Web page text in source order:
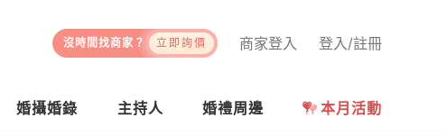
登入/註冊
商家登入
沒時間找商家？ 立即詢價
婚攝婚錄 主持人 婚禮周邊 本月活動